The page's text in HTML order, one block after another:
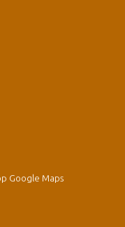
Google Maps